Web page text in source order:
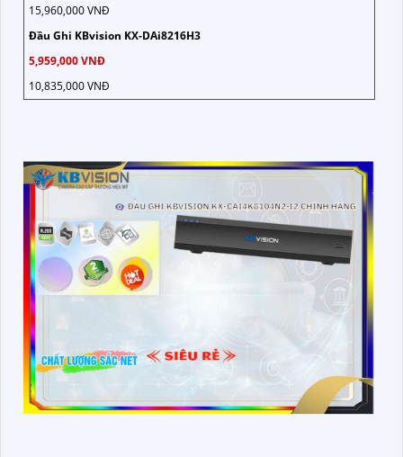
15,960,000 VNĐ
Đầu Ghi KBvision KX-DAi8216H3
5,959,000 VNĐ
10,835,000 VNĐ